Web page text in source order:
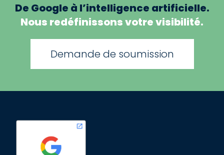
De Google à l’intelligence artificielle.
Nous redéfinissons votre visibilité.
Demande de soumission